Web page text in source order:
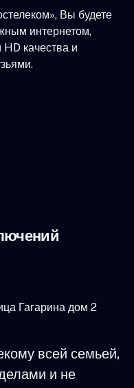
Вы будете
интернетом,
качества и
Гагарина дом 2
всей семьей,
и не